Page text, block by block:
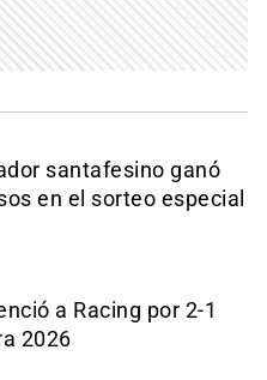
santafesino ganó
en el sorteo especial
a Racing por 2-1
2026